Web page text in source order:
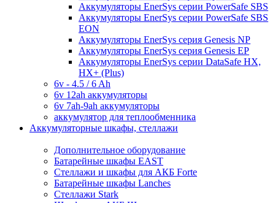
Аккумуляторы EnerSys серии PowerSafe SBS
Аккумуляторы EnerSys серии PowerSafe SBS
EON
Аккумуляторы EnerSys серия Genesis NP
Аккумуляторы EnerSys серия Genesis EP
Аккумуляторы EnerSys серии DataSafe HX,
HX+ (Plus)
6v - 4.5 / 6 Ah
6v 12ah аккумуляторы
6v 7ah-9ah аккумуляторы
аккумулятор для теплообменника
Аккумуляторные шкафы, стеллажи
Дополнительное оборудование
Батарейные шкафы EAST
Стеллажи и шкафы для АКБ Forte
Батарейные шкафы Lanches
Стеллажи Stark